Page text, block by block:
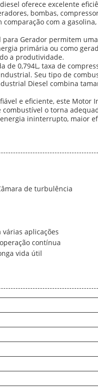
oferece excelente
bombas,
com a
Gerador permitem
primária ou como
a produtividade.
0,794L, taxa de
Seu tipo de
Diesel combina
e eficiente, este
o torna
ininterrupto, maior
de turbulência
aplicações
contínua
vida útil